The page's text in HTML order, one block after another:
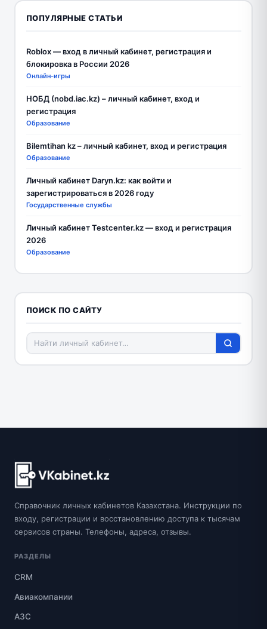
ПОПУЛЯРНЫЕ СТАТЬИ
Roblox — вход в личный кабинет, регистрация и
блокировка в России 2026
Онлайн-игры
НОБД (nobd.iac.kz) – личный кабинет, вход и
регистрация
Образование
Bilemtihan kz – личный кабинет, вход и регистрация
Образование
Личный кабинет Daryn.kz: как войти и
зарегистрироваться в 2026 году
Государственные службы
Личный кабинет Testcenter.kz — вход и регистрация
2026
Образование
ПОИСК ПО САЙТУ
Справочник личных кабинетов Казахстана. Инструкции по
входу, регистрации и восстановлению доступа к тысячам
сервисов страны. Телефоны, адреса, отзывы.
РАЗДЕЛЫ
CRM
Авиакомпании
АЗС